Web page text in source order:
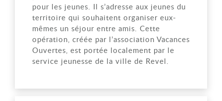
pour les jeunes. Il s’adresse aux jeunes du
territoire qui souhaitent organiser eux-
mêmes un séjour entre amis. Cette
opération, créée par l’association Vacances
Ouvertes, est portée localement par le
service jeunesse de la ville de Revel.